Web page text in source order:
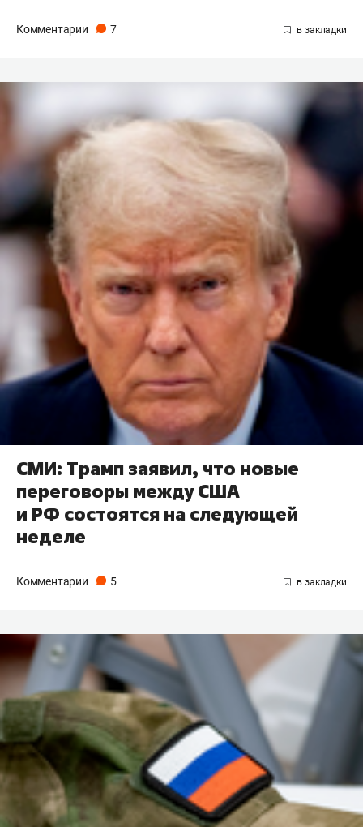
Комментарии 7
СМИ: Трамп заявил, что новые
переговоры между США
и РФ состоятся на следующей
неделе
Комментарии 5